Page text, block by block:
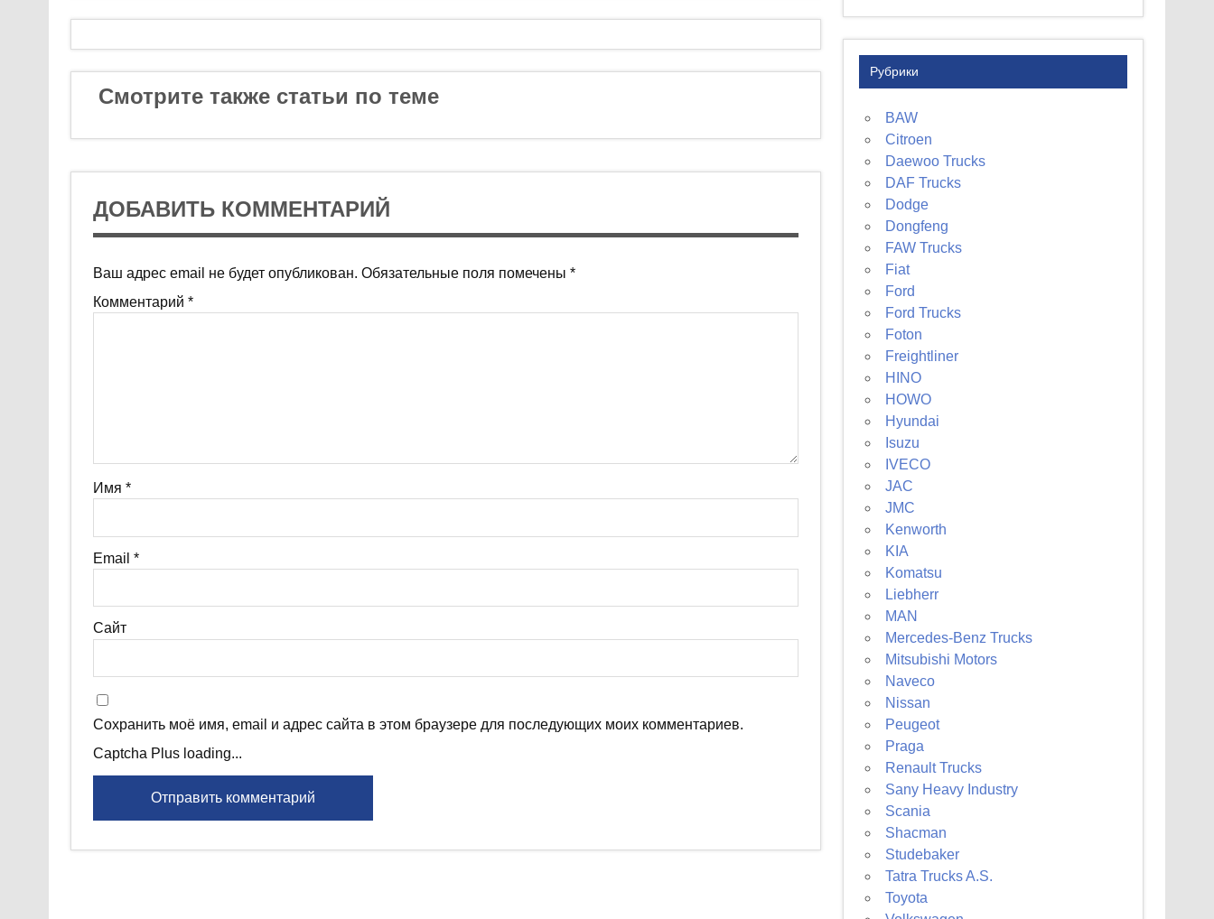
Смотрите также статьи по теме
ДОБАВИТЬ КОММЕНТАРИЙ
Ваш адрес email не будет опубликован. Обязательные поля помечены *
Комментарий *
Имя *
Email *
Сайт
Сохранить моё имя, email и адрес сайта в этом браузере для последующих моих комментариев.
Captcha Plus loading...
Рубрики
BAW
Citroen
Daewoo Trucks
DAF Trucks
Dodge
Dongfeng
FAW Trucks
Fiat
Ford
Ford Trucks
Foton
Freightliner
HINO
HOWO
Hyundai
Isuzu
IVECO
JAC
JMC
Kenworth
KIA
Komatsu
Liebherr
MAN
Mercedes-Benz Trucks
Mitsubishi Motors
Naveco
Nissan
Peugeot
Praga
Renault Trucks
Sany Heavy Industry
Scania
Shacman
Studebaker
Tatra Trucks A.S.
Toyota